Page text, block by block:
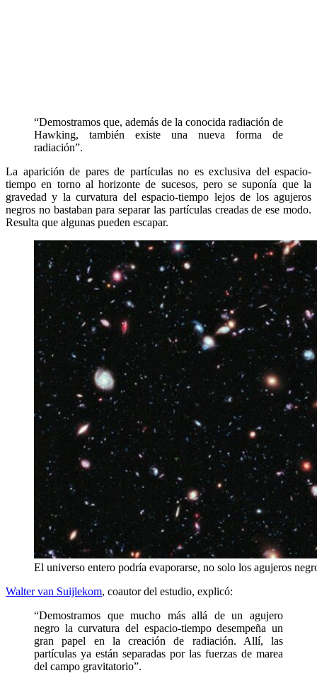
“Demostramos que, además de la conocida radiación de
Hawking, también existe una nueva forma de
radiación”.
La aparición de pares de partículas no es exclusiva del espacio-
tiempo en torno al horizonte de sucesos, pero se suponía que la
gravedad y la curvatura del espacio-tiempo lejos de los agujeros
negros no bastaban para separar las partículas creadas de ese modo.
Resulta que algunas pueden escapar.
El universo entero podría evaporarse, no solo los agujeros
Walter van Suijlekom, coautor del estudio, explicó:
“Demostramos que mucho más allá de un agujero
negro la curvatura del espacio-tiempo desempeña un
gran papel en la creación de radiación. Allí, las
partículas ya están separadas por las fuerzas de marea
del campo gravitatorio”.